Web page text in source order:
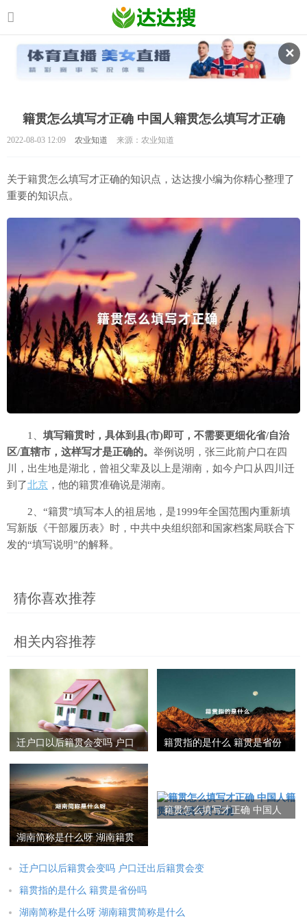
✕
籍贯怎么填写才正确 中国人籍贯怎么填写才正确
2022-08-03 12:09 农业知道 来源：农业知道
关于籍贯怎么填写才正确的知识点，达达搜小编为你精心整理了
重要的知识点。
1、 填写籍贯时，具体到县(市)即可，不需要更细化省/自治
区/直辖市，这样写才是正确的。 举例说明，张三此前户口在四
川，出生地是湖北，曾祖父辈及以上是湖南，如今户口从四川迁
到了北京 ，他的籍贯准确说是湖南。
2、“籍贯”填写本人的祖居地，是1999年全国范围内重新填
写新版《干部履历表》时，中共中央组织部和国家档案局联合下
发的“填写说明”的解释。
猜你喜欢推荐
相关内容推荐
迁户口以后籍贯会变吗 户口
籍贯指的是什么 籍贯是省份
湖南简称是什么呀 湖南籍贯
籍贯怎么填写才正确 中国人
迁户口以后籍贯会变吗 户口迁出后籍贯会变
籍贯指的是什么 籍贯是省份吗
湖南简称是什么呀 湖南籍贯简称是什么